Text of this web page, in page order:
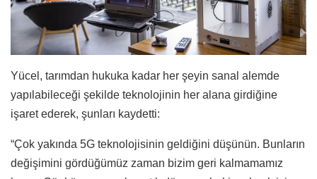
Yücel, tarımdan hukuka kadar her şeyin sanal alemde
yapılabileceği şekilde teknolojinin her alana girdiğine
işaret ederek, şunları kaydetti:
“Çok yakında 5G teknolojisinin geldiğini düşünün. Bunların
değişimini gördüğümüz zaman bizim geri kalmamamız